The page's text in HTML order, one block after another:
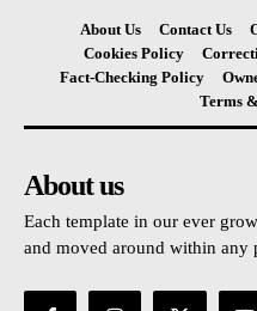
About Us Contact Us
Cookies Policy
Fact-Checking Policy
Terms
About us
Each template in our ever
and moved around within any